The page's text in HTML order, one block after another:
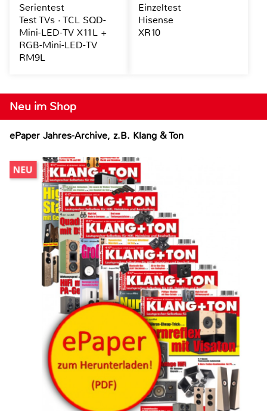
Neu im Shop
ePaper Jahres-Archive, z.B. Klang & Ton
Serientest
Test TVs · TCL SQD-
Mini-LED-TV X11L +
RGB-Mini-LED-TV
RM9L
Einzeltest
Hisense
XR10